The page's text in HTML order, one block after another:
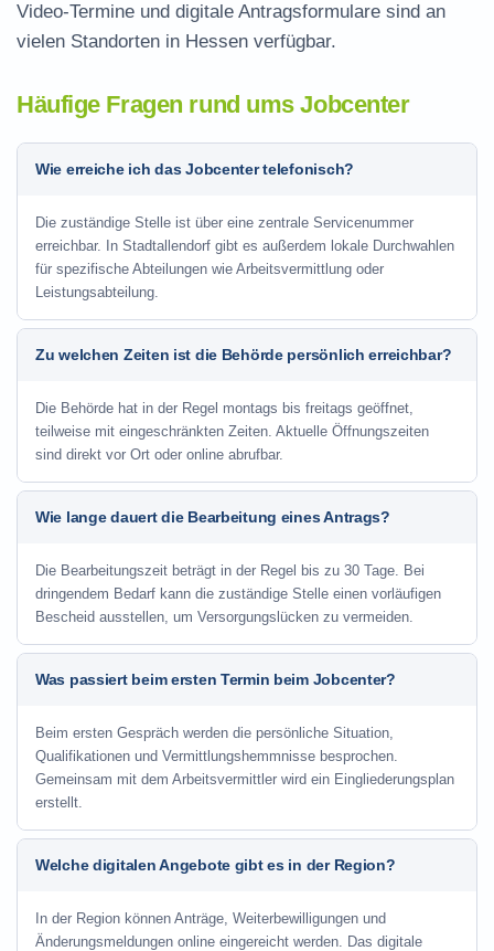
Video-Termine und digitale Antragsformulare sind an
vielen Standorten in Hessen verfügbar.
Häufige Fragen rund ums Jobcenter
Wie erreiche ich das Jobcenter telefonisch?
Die zuständige Stelle ist über eine zentrale Servicenummer
erreichbar. In Stadtallendorf gibt es außerdem lokale Durchwahlen
für spezifische Abteilungen wie Arbeitsvermittlung oder
Leistungsabteilung.
Zu welchen Zeiten ist die Behörde persönlich erreichbar?
Die Behörde hat in der Regel montags bis freitags geöffnet,
teilweise mit eingeschränkten Zeiten. Aktuelle Öffnungszeiten
sind direkt vor Ort oder online abrufbar.
Wie lange dauert die Bearbeitung eines Antrags?
Die Bearbeitungszeit beträgt in der Regel bis zu 30 Tage. Bei
dringendem Bedarf kann die zuständige Stelle einen vorläufigen
Bescheid ausstellen, um Versorgungslücken zu vermeiden.
Was passiert beim ersten Termin beim Jobcenter?
Beim ersten Gespräch werden die persönliche Situation,
Qualifikationen und Vermittlungshemmnisse besprochen.
Gemeinsam mit dem Arbeitsvermittler wird ein Eingliederungsplan
erstellt.
Welche digitalen Angebote gibt es in der Region?
In der Region können Anträge, Weiterbewilligungen und
Änderungsmeldungen online eingereicht werden. Das digitale